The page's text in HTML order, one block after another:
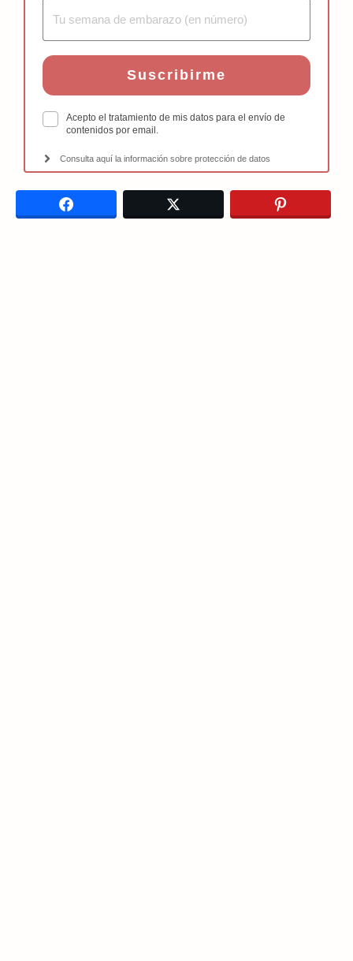
Suscribirme
Acepto el tratamiento de mis datos para el envío de
contenidos por email.
Consulta aquí la información sobre protección de datos